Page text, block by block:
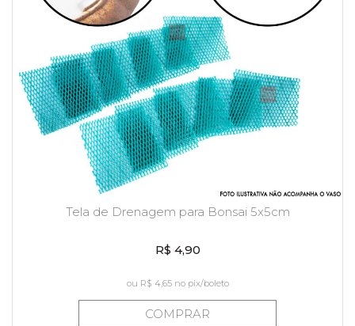
Tela de Drenagem para Bonsai 5x5cm
R$ 4,90
ou R$ 4,65no pix/boleto
COMPRAR